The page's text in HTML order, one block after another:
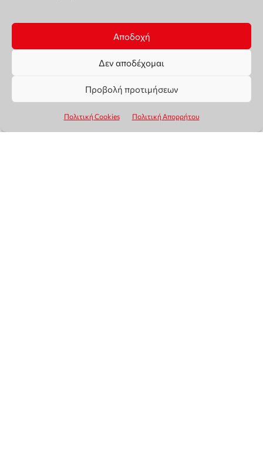
Αποδοχή
Δεν αποδέχομαι
Προβολή προτιμήσεων
Πολιτική Cookies Πολιτική Απορρήτου